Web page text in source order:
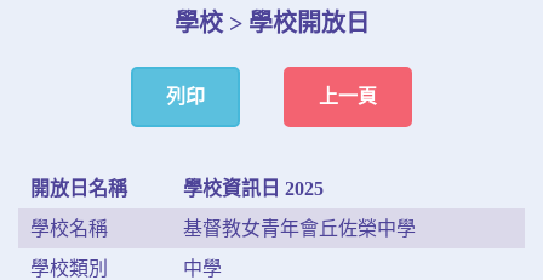
學校 > 學校開放日
列印 上一頁
開放日名稱
學校資訊⽇ 2025
學校名稱
基督教女青年會丘佐榮中學
學校類別
中學